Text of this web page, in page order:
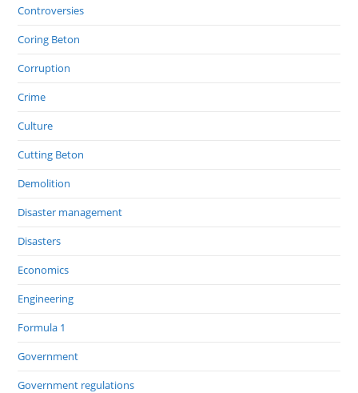
Controversies
Coring Beton
Corruption
Crime
Culture
Cutting Beton
Demolition
Disaster management
Disasters
Economics
Engineering
Formula 1
Government
Government regulations